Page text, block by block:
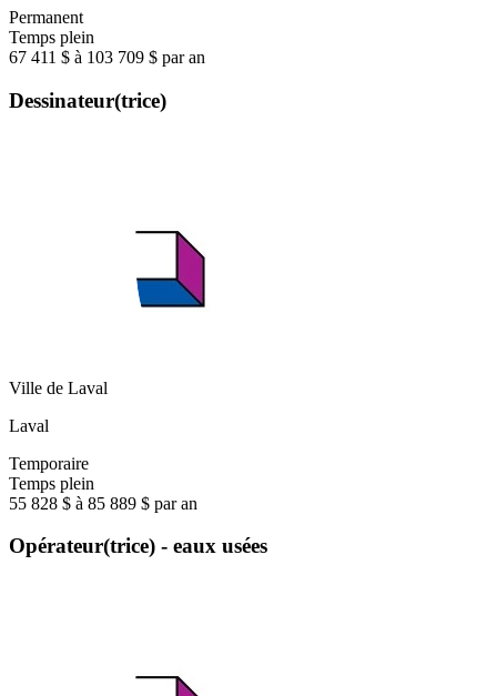
Permanent
Temps plein
67 411 $ à 103 709 $ par an
Dessinateur(trice)
Ville de Laval
Laval
Temporaire
Temps plein
55 828 $ à 85 889 $ par an
Opérateur(trice) - eaux usées